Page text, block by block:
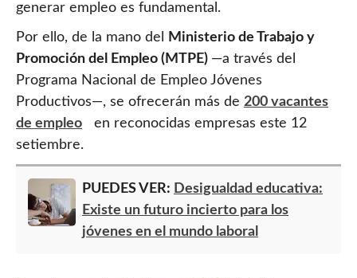
generar empleo es fundamental.
Por ello, de la mano del
Ministerio de Trabajo y
Promoción del Empleo (MTPE) —a través del
Programa Nacional de Empleo Jóvenes
Productivos—, se ofrecerán más de 200 vacantes
de empleo
en reconocidas empresas este 12
setiembre.
PUEDES VER: Desigualdad educativa:
Existe un futuro incierto para los
jóvenes en el mundo laboral